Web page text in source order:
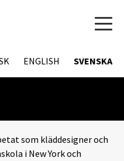
ENGLISH SVENSKA
som kläddesigner och
i New York och